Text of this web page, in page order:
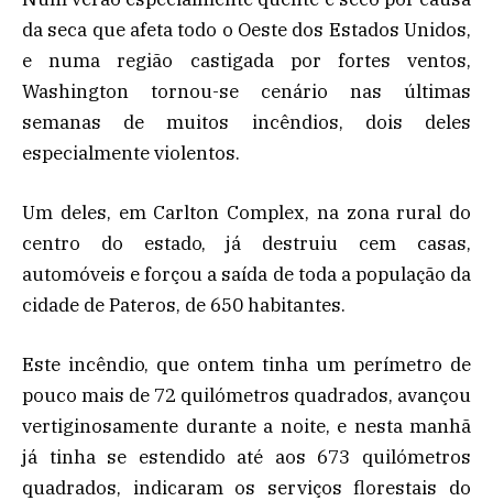
da seca que afeta todo o Oeste dos Estados Unidos,
e numa região castigada por fortes ventos,
Washington tornou-se cenário nas últimas
semanas de muitos incêndios, dois deles
especialmente violentos.
Um deles, em Carlton Complex, na zona rural do
centro do estado, já destruiu cem casas,
automóveis e forçou a saída de toda a população da
cidade de Pateros, de 650 habitantes.
Este incêndio, que ontem tinha um perímetro de
pouco mais de 72 quilómetros quadrados, avançou
vertiginosamente durante a noite, e nesta manhã
já tinha se estendido até aos 673 quilómetros
quadrados, indicaram os serviços florestais do